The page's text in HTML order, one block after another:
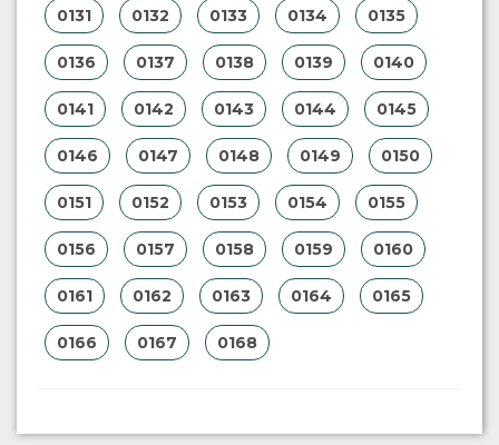
0131 0132 0133 0134 0135
0136 0137 0138 0139 0140
0141 0142 0143 0144 0145
0146 0147 0148 0149 0150
0151 0152 0153 0154 0155
0156 0157 0158 0159 0160
0161 0162 0163 0164 0165
0166 0167 0168